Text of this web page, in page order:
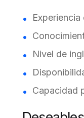
Nivel de
Capacidad